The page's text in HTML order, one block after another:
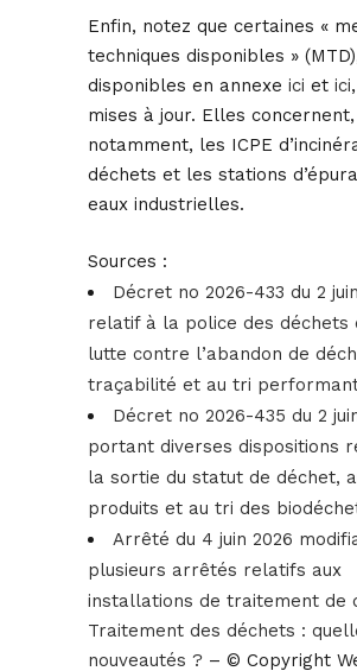
Enfin, notez que certaines «
techniques disponibles »
disponibles en annexe ici et ici
mises à jour. Elles concernent,
notamment, les ICPE
déchets et les stations
eaux industrielles.
Sources :
Décret no 2026-433 du 2
relatif à la police des déchets
lutte contre l’abandon de
traçabilité et au tri
Décret no 2026-435 du 2
portant diverses dispositions
la sortie du statut de déchet,
produits et au tri des
Arrêté du 4 juin 2026
plusieurs arrêtés relatifs aux
installations de traitement de
Traitement des déchets :
nouveautés ? – © Copyright